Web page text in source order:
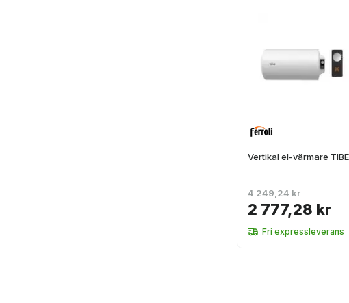
Vertikal el-värmare
2 777,28 kr
4 249,24 kr
Fri expressleverans